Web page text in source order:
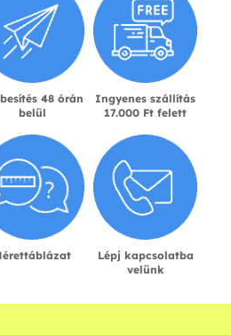
48 órán
belül
Ingyenes szállítás
17.000 Ft felett
Lépj kapcsolatba
velünk